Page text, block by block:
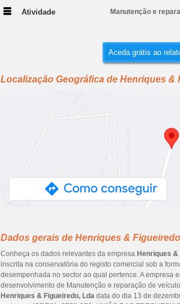
Atividade Manutenção e
Aceda grátis ao
Localização Geográfica de Henriques &
Dados gerais de Henriques &
Conheça os dados relevantes da empresa Henriques
inscrita na conservatória do registo comercial sob a
desempenhada no sector ao qual pertence. A empresa
desenvolvimento de Manutenção e reparação de
Henriques & Figueiredo, Lda data do dia 13 de